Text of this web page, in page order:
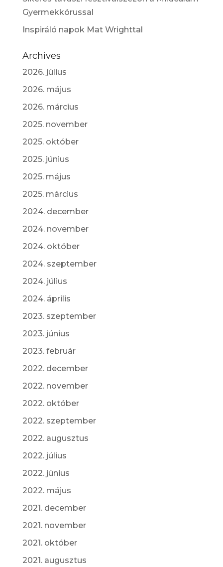
Gyermekkórussal
Inspiráló napok Mat Wrighttal
Archives
2026. július
2026. május
2026. március
2025. november
2025. október
2025. június
2025. május
2025. március
2024. december
2024. november
2024. október
2024. szeptember
2024. július
2024. április
2023. szeptember
2023. június
2023. február
2022. december
2022. november
2022. október
2022. szeptember
2022. augusztus
2022. július
2022. június
2022. május
2021. december
2021. november
2021. október
2021. augusztus